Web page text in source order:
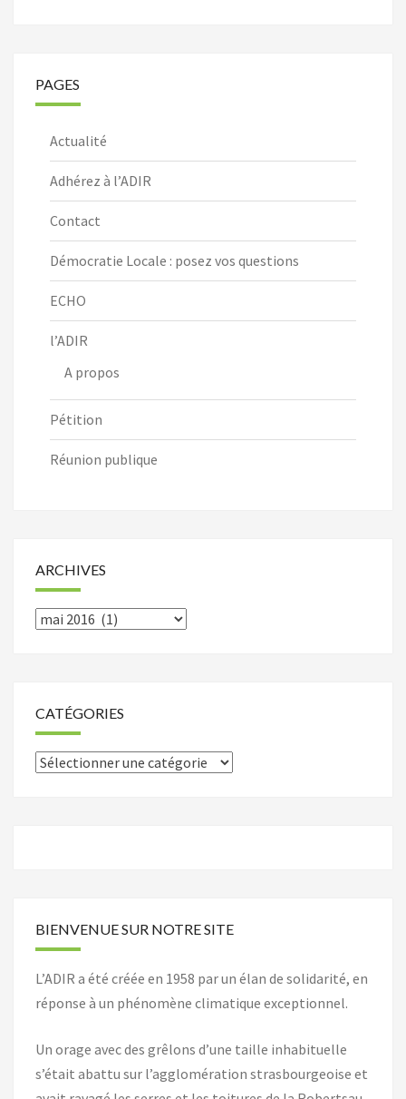
PAGES
Actualité
Adhérez à l’ADIR
Contact
Démocratie Locale : posez vos questions
ECHO
l’ADIR
A propos
Pétition
Réunion publique
ARCHIVES
Archives
CATÉGORIES
Catégories
BIENVENUE SUR NOTRE SITE
L’ADIR a été créée en 1958 par un élan de solidarité, en
réponse à un phénomène climatique exceptionnel.
Un orage avec des grêlons d’une taille inhabituelle
s’était abattu sur l’agglomération strasbourgeoise et